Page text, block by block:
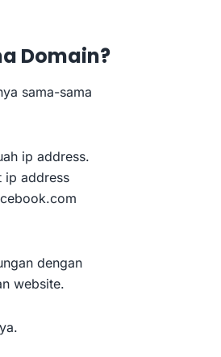
Domain?
sama-sama
ip address.
ip address
dengan
website.